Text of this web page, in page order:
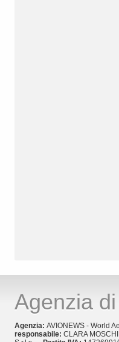
Agenzia
Agenzia: AVIONEWS - World
responsabile: CLARA